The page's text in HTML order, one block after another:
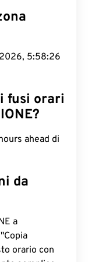
5:58:26
fusi orari
ahead di
da
a
orario con